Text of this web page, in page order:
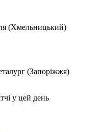
(Хмельницький)
(Запоріжжя)
у цей день